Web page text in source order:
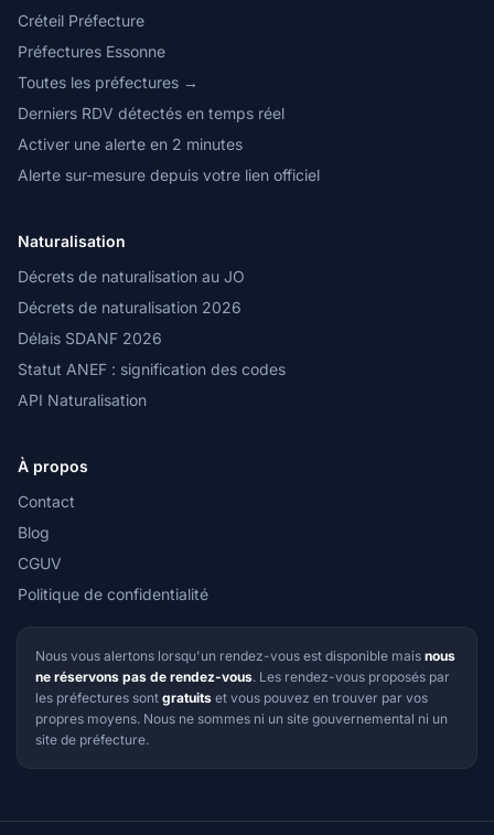
Créteil Préfecture
Préfectures Essonne
Toutes les préfectures →
Derniers RDV détectés en temps réel
Activer une alerte en 2 minutes
Alerte sur-mesure depuis votre lien officiel
Naturalisation
Décrets de naturalisation au JO
Décrets de naturalisation 2026
Délais SDANF 2026
Statut ANEF : signification des codes
API Naturalisation
À propos
Contact
Blog
CGUV
Politique de confidentialité
Nous vous alertons lorsqu'un rendez-vous est disponible mais nous
ne réservons pas de rendez-vous. Les rendez-vous proposés par
les préfectures sont gratuits et vous pouvez en trouver par vos
propres moyens. Nous ne sommes ni un site gouvernemental ni un
site de préfecture.